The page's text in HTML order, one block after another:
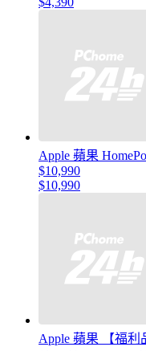
Apple 蘋果
$10,990
$10,990
Apple 蘋果 【福利